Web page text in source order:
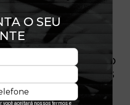
DÍSPONÍVEL NO
A DISPONIBILIDADE NAS
LOJAS